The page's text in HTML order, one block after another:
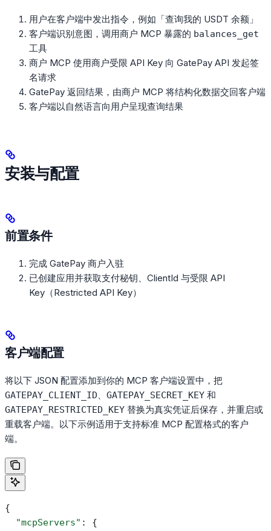
用户在客户端中发出指令，例如「查询我的 USDT 余额」
客户端识别意图，调用商户 MCP 暴露的 balances_get
工具
商户 MCP 使用商户受限 API Key 向 GatePay API 发起签
名请求
GatePay 返回结果，由商户 MCP 将结构化数据交回客户端
客户端以自然语言向用户呈现查询结果
安装与配置
前置条件
完成 GatePay 商户入驻
已创建应用并获取支付秘钥、ClientId 与受限 API
Key（Restricted API Key）
客户端配置
将以下 JSON 配置添加到你的 MCP 客户端设置中，把
GATEPAY_CLIENT_ID、 GATEPAY_SECRET_KEY 和
GATEPAY_RESTRICTED_KEY 替换为真实凭证后保存，并重启或
重载客户端。以下示例适用于支持标准 MCP 配置格式的客户
端。
{
  "mcpServers"
: {